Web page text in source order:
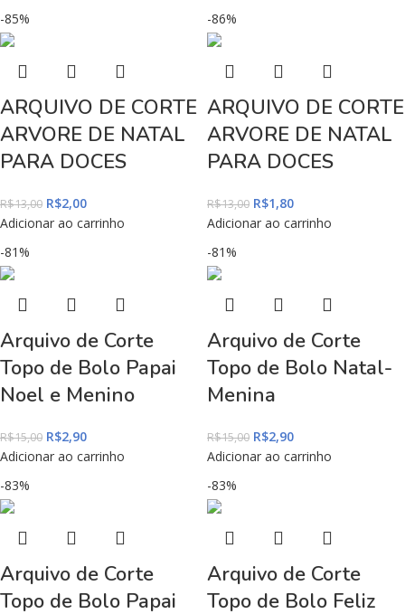
-85%
ARQUIVO DE CORTE
ARVORE DE NATAL
PARA DOCES
R$13,00 R$2,00
Adicionar ao carrinho
-86%
ARQUIVO DE CORTE
ARVORE DE NATAL
PARA DOCES
R$13,00 R$1,80
Adicionar ao carrinho
-81%
Arquivo de Corte
Topo de Bolo Papai
Noel e Menino
R$15,00 R$2,90
Adicionar ao carrinho
-81%
Arquivo de Corte
Topo de Bolo Natal-
Menina
R$15,00 R$2,90
Adicionar ao carrinho
-83%
Arquivo de Corte
Topo de Bolo Papai
-83%
Arquivo de Corte
Topo de Bolo Feliz